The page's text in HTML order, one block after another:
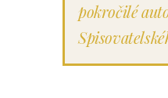
pokročilé